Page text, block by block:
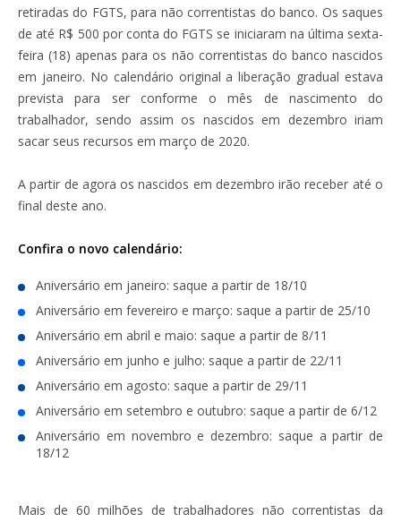
retiradas do FGTS, para não correntistas do banco. Os saques
de até R$ 500 por conta do FGTS se iniciaram na última sexta-
feira (18) apenas para os não correntistas do banco nascidos
em janeiro. No calendário original a liberação gradual estava
prevista para ser conforme o mês de nascimento do
trabalhador, sendo assim os nascidos em dezembro iriam
sacar seus recursos em março de 2020.
A partir de agora os nascidos em dezembro irão receber até o
final deste ano.
Confira o novo calendário:
Aniversário em janeiro: saque a partir de 18/10
Aniversário em fevereiro e março: saque a partir de 25/10
Aniversário em abril e maio: saque a partir de 8/11
Aniversário em junho e julho: saque a partir de 22/11
Aniversário em agosto: saque a partir de 29/11
Aniversário em setembro e outubro: saque a partir de 6/12
Aniversário em novembro e dezembro: saque a partir de
18/12
Mais de 60 milhões de trabalhadores não correntistas da